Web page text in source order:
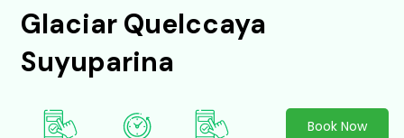
Glaciar Quelccaya
Suyuparina
Book Now